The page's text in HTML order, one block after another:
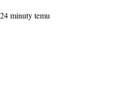
24 minuty temu